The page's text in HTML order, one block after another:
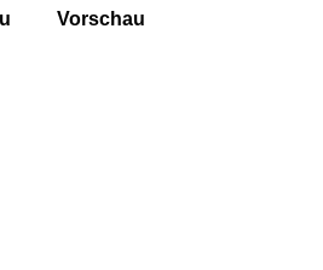
Vorschau